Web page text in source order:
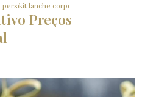
personalizado
kit lanche corporativo precos
Preços